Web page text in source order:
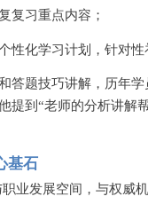
复习重点内容；
性化学习计划，针对性
答题技巧讲解，历年学
提到“老师的分析讲解
基石
业发展空间，与权威